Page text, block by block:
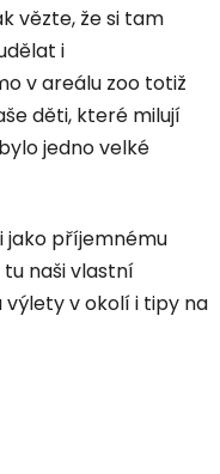
vězte, že si tam
i
v areálu zoo totiž
děti, které milují
jedno velké
jako příjemnému
tu naši vlastní
v okolí i tipy na